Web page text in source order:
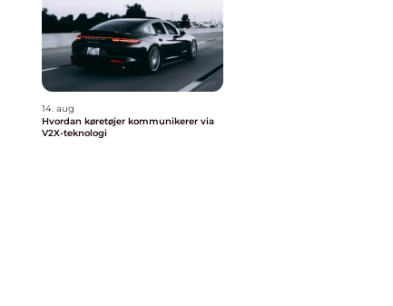
14. aug
Hvordan køretøjer kommunikerer via
V2X-teknologi